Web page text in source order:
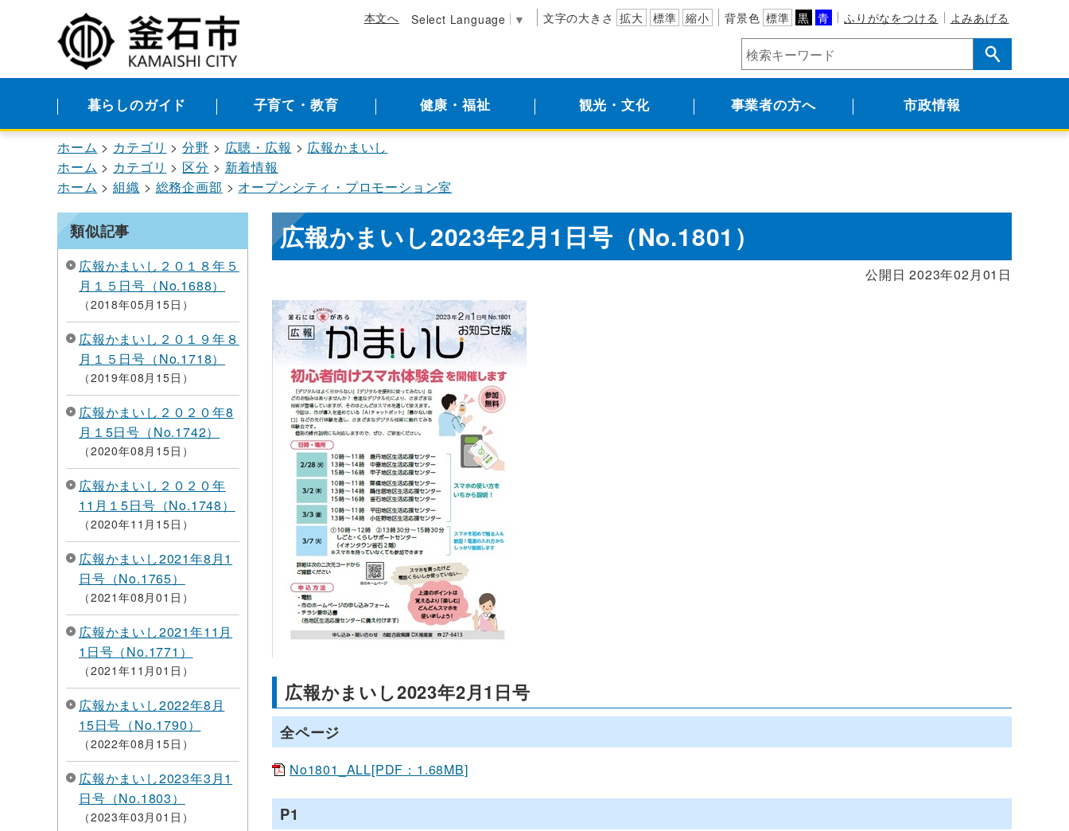
本文へ Select Language ▼ 文字の大きさ 拡大 標準 縮小 背景色 標準 黒 青 ふりがなをつける よみあげる
暮らしのガイド 子育て・教育 健康・福祉 観光・文化 事業者の方へ 市政情報
ホーム カテゴリ 分野 広聴・広報
広報かまいし
ホーム
カテゴリ 区分
新着情報
ホーム
組織 総務企画部 オープンシティ・プロモーション室
類似記事
広報かまいし２０１８年５
月１５日号（No.1688）
2018年05月15日
広報かまいし２０１９年８
月１５日号（No.1718）
2019年08月15日
広報かまいし２０２０年8
月１5日号（No.1742）
2020年08月15日
広報かまいし２０２０年
11月１5日号（No.1748）
2020年11月15日
広報かまいし2021年8月1
日号（No.1765）
2021年08月01日
広報かまいし2021年11月
1日号（No.1771）
2021年11月01日
広報かまいし2022年8月
15日号（No.1790）
2022年08月15日
広報かまいし2023年3月1
日号（No.1803）
2023年03月01日
広報かまいし2023年2月1日号（No.1801）
公開日 2023年02月01日
広報かまいし2023年2月1日号
全ページ
No1801_ALL[PDF：1.68MB]
P1